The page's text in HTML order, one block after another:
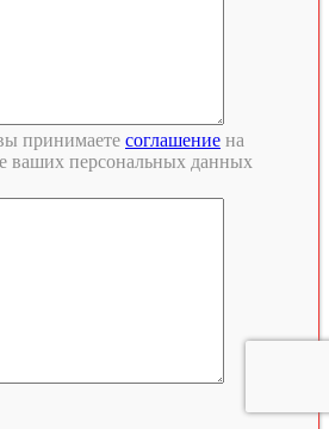
принимаете соглашение на
ваших персональных данных